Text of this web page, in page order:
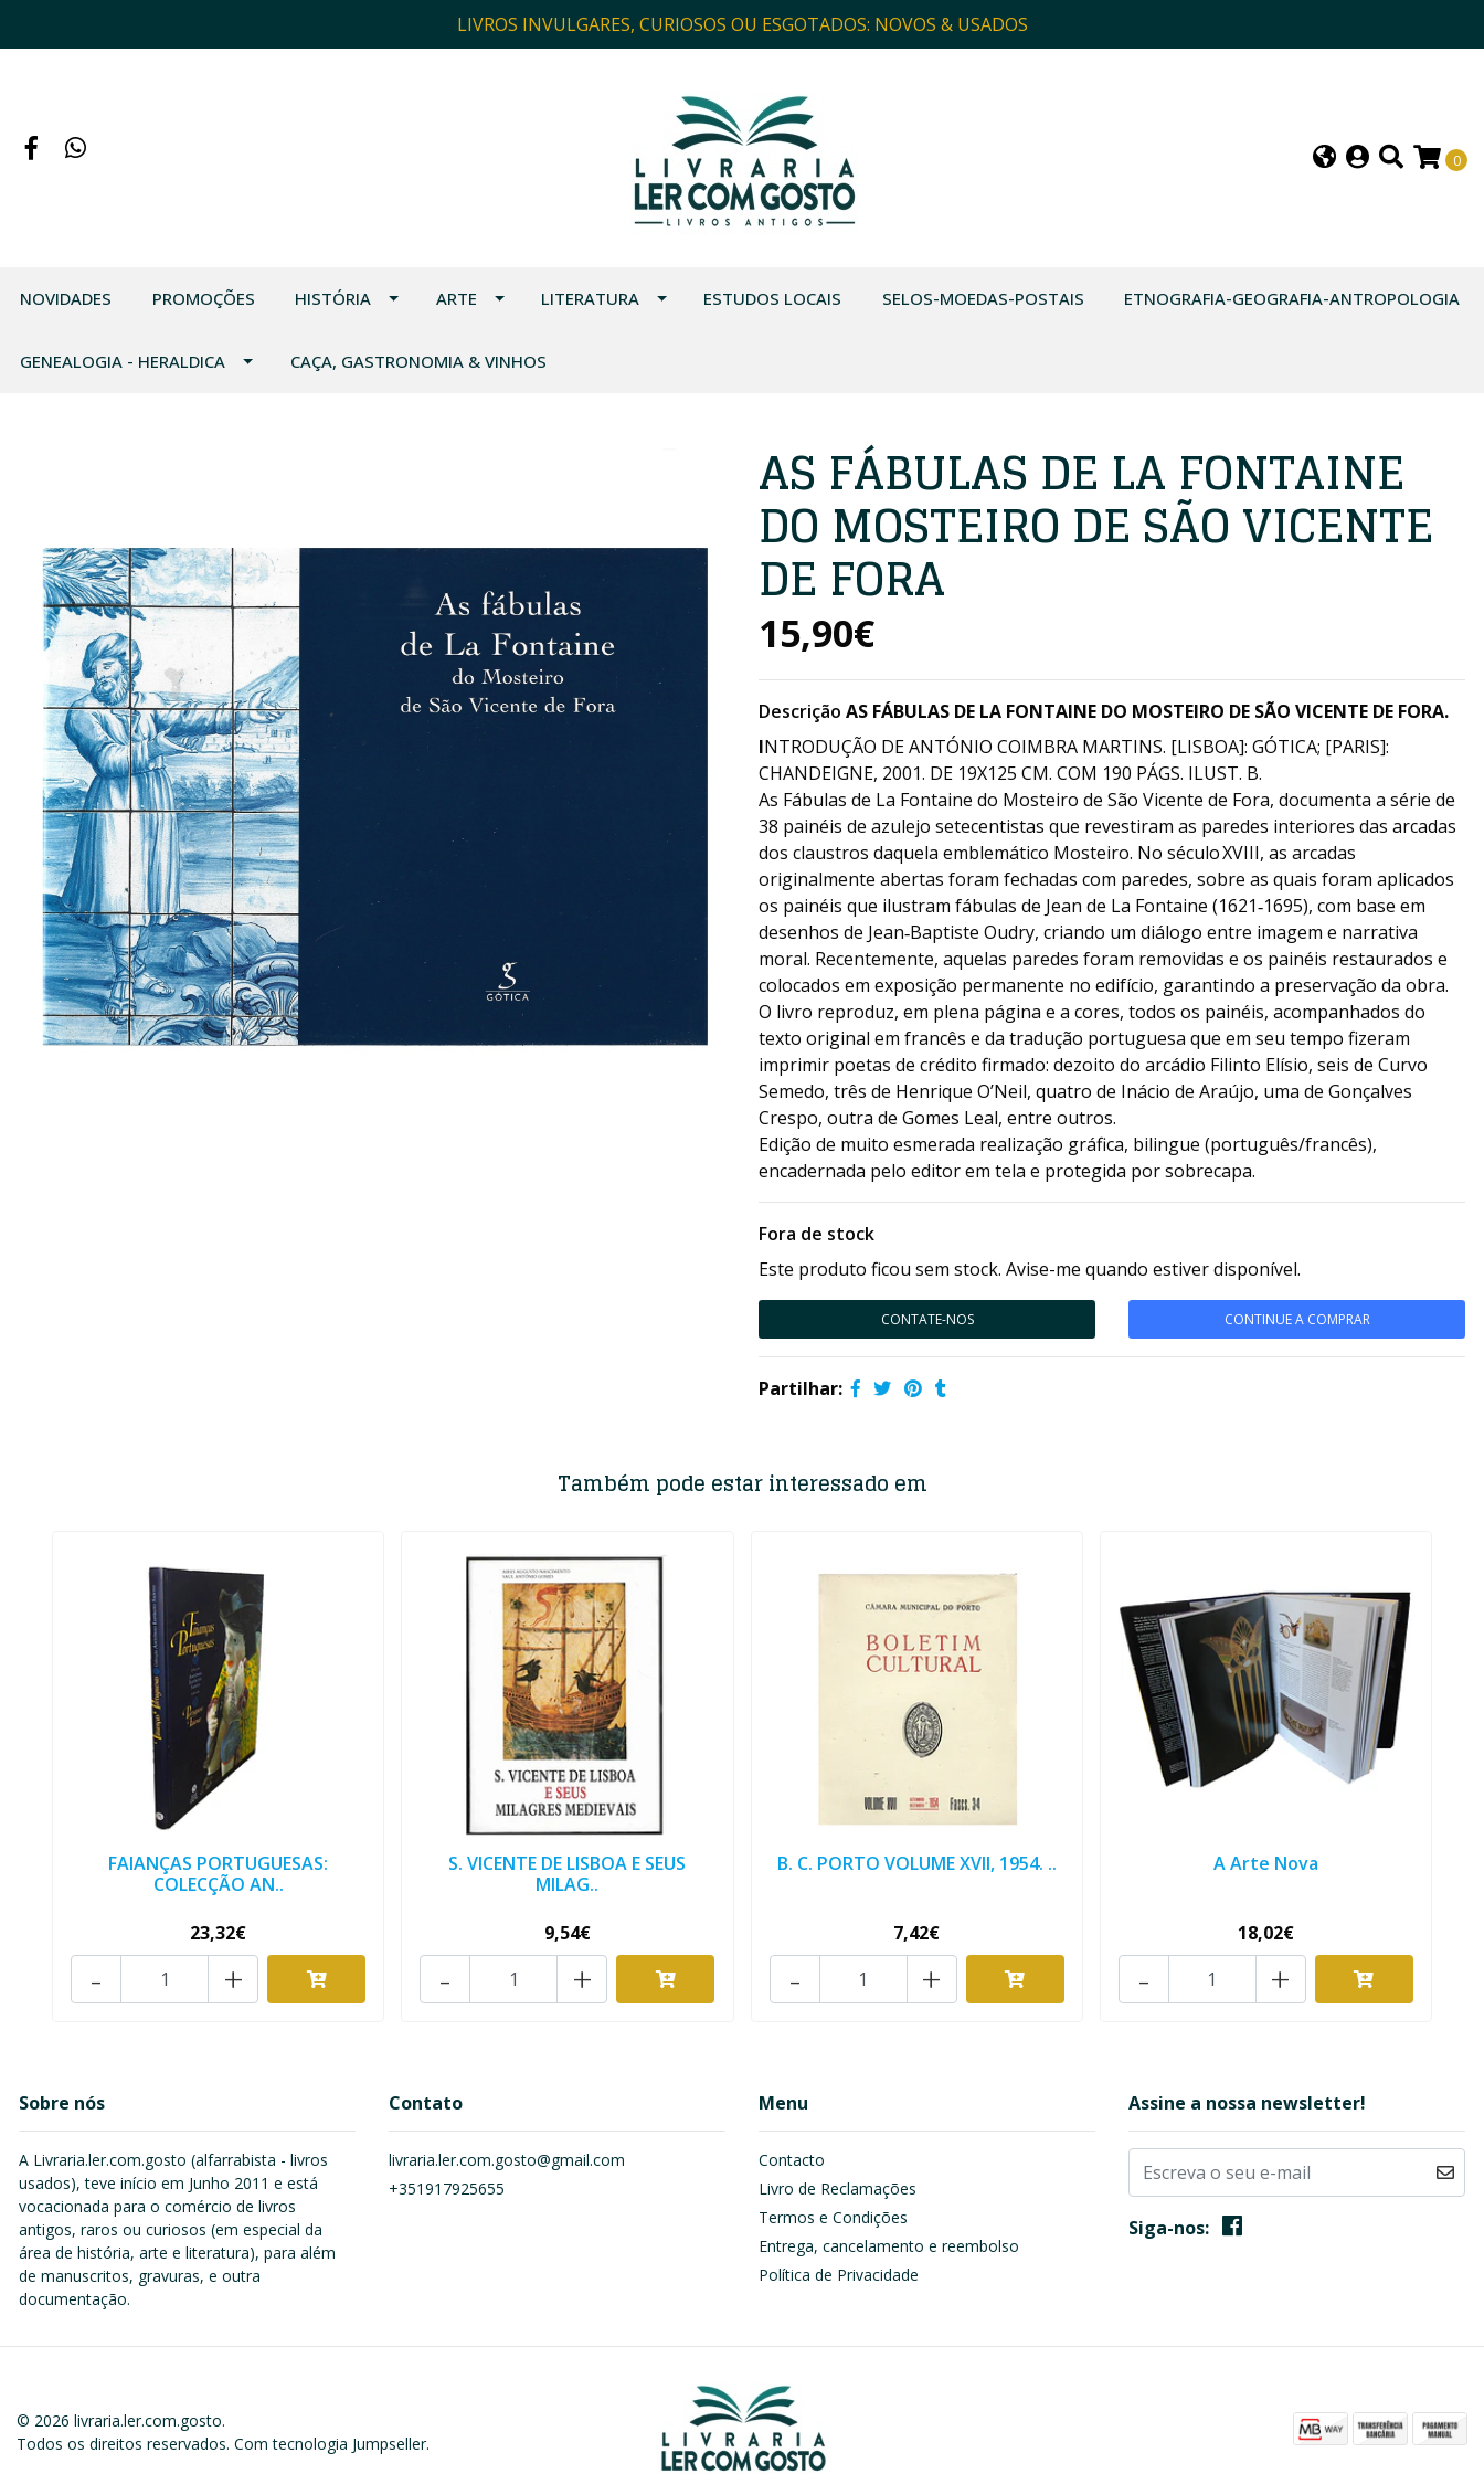
LIVROS INVULGARES, CURIOSOS OU ESGOTADOS: NOVOS & USADOS
0
NOVIDADES PROMOÇÕES HISTÓRIA ARTE LITERATURA ESTUDOS LOCAIS SELOS-MOEDAS-POSTAIS ETNOGRAFIA-GEOGRAFIA-ANTROPOLOGIA
GENEALOGIA - HERALDICA CAÇA, GASTRONOMIA & VINHOS
AS FÁBULAS DE LA FONTAINE
DO MOSTEIRO DE SÃO VICENTE
DE FORA
15,90€
Descrição AS FÁBULAS DE LA FONTAINE DO MOSTEIRO DE SÃO VICENTE DE FORA.
INTRODUÇÃO DE ANTÓNIO COIMBRA MARTINS. [LISBOA]: GÓTICA; [PARIS]:
CHANDEIGNE, 2001. DE 19X125 CM. COM 190 PÁGS. ILUST. B.
As Fábulas de La Fontaine do Mosteiro de São Vicente de Fora, documenta a série de
38 painéis de azulejo setecentistas que revestiram as paredes interiores das arcadas
dos claustros daquela emblemático Mosteiro. No século XVIII, as arcadas
originalmente abertas foram fechadas com paredes, sobre as quais foram aplicados
os painéis que ilustram fábulas de Jean de La Fontaine (1621‑1695), com base em
desenhos de Jean‑Baptiste Oudry, criando um diálogo entre imagem e narrativa
moral. Recentemente, aquelas paredes foram removidas e os painéis restaurados e
colocados em exposição permanente no edifício, garantindo a preservação da obra.
O livro reproduz, em plena página e a cores, todos os painéis, acompanhados do
texto original em francês e da tradução portuguesa que em seu tempo fizeram
imprimir poetas de crédito firmado: dezoito do arcádio Filinto Elísio, seis de Curvo
Semedo, três de Henrique O’Neil, quatro de Inácio de Araújo, uma de Gonçalves
Crespo, outra de Gomes Leal, entre outros.
Edição de muito esmerada realização gráfica, bilingue (português/francês),
encadernada pelo editor em tela e protegida por sobrecapa.
Fora de stock
Este produto ficou sem stock. Avise-me quando estiver disponível.
CONTATE-NOS CONTINUE A COMPRAR
Partilhar:
Também pode estar interessado em
FAIANÇAS PORTUGUESAS:
COLECÇÃO AN..
23,32€
+
-
S. VICENTE DE LISBOA E SEUS
MILAG..
9,54€
+
-
B. C. PORTO VOLUME XVII, 1954. ..
7,42€
+
-
A Arte Nova
18,02€
+
-
Sobre nós
A Livraria.ler.com.gosto (alfarrabista - livros
usados), teve início em Junho 2011 e está
vocacionada para o comércio de livros
antigos, raros ou curiosos (em especial da
área de história, arte e literatura), para além
de manuscritos, gravuras, e outra
documentação.
Contato
livraria.ler.com.gosto@gmail.com
+351917925655
Menu
Contacto
Livro de Reclamações
Termos e Condições
Entrega, cancelamento e reembolso
Política de Privacidade
Assine a nossa newsletter!
Siga-nos:
© 2026 livraria.ler.com.gosto.
Todos os direitos reservados. Com tecnologia Jumpseller.